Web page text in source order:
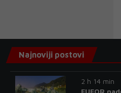
Najnoviji postovi
2 h 14 min
EUFOR